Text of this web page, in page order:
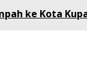
ke Kota